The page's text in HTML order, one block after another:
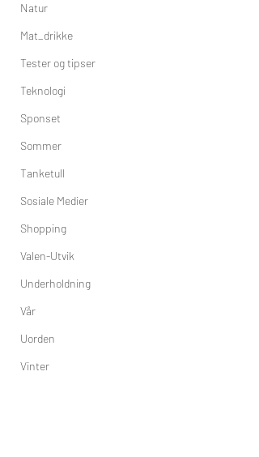
Natur
Mat_drikke
Tester og tipser
Teknologi
Sponset
Sommer
Tanketull
Sosiale Medier
Shopping
Valen-Utvik
Underholdning
Vår
Uorden
Vinter